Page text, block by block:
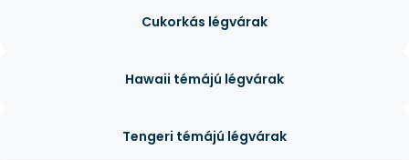
Cukorkás légvárak
Hawaii témájú légvárak
Tengeri témájú légvárak